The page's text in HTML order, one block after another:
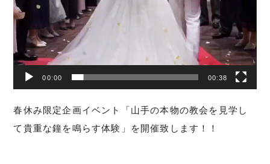
00:00 00:38
春休み限定企画イベント「山手の本物の教会を見学し
て貴重な鐘を鳴らす体験」を開催致します！！